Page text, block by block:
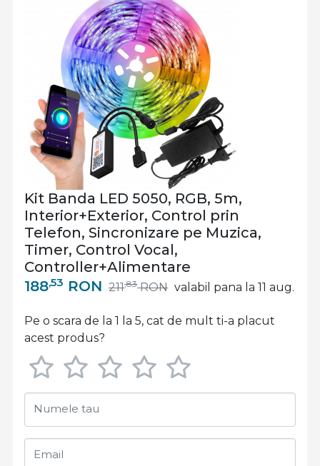
Kit Banda LED 5050, RGB, 5m,
Interior+Exterior, Control prin
Telefon, Sincronizare pe Muzica,
Timer, Control Vocal,
Controller+Alimentare
188,53 RON 211,83 RON valabil pana la 11 aug.
Pe o scara de la 1 la 5, cat de mult ti-a placut
acest produs?
Numele tau
Email